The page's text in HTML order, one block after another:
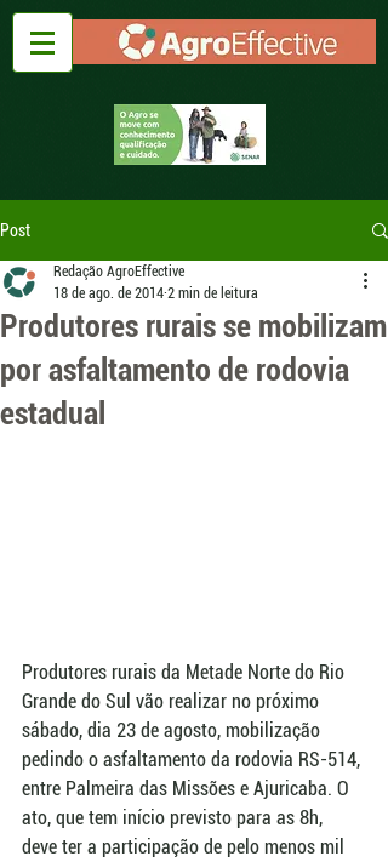
Post
Produtores rurais se mobilizam
por asfaltamento de rodovia
estadual
Redação AgroEffective
18 de ago. de 2014 2 min de leitura
Produtores rurais da Metade Norte do Rio
Grande do Sul vão realizar no próximo
sábado, dia 23 de agosto, mobilização
pedindo o asfaltamento da rodovia RS-514,
entre Palmeira das Missões e Ajuricaba. O
ato, que tem início previsto para as 8h,
deve ter a participação de pelo menos mil